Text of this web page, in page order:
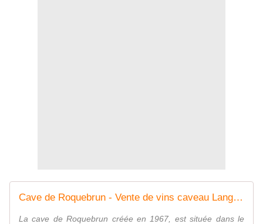
Cave de Roquebrun - Vente de vins caveau Languedoc-Roussillon
La cave de Roquebrun créée en 1967, est située dans le